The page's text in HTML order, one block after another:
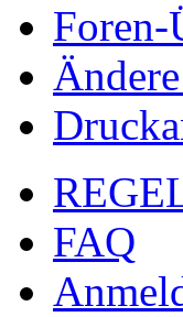
Foren-
FAQ